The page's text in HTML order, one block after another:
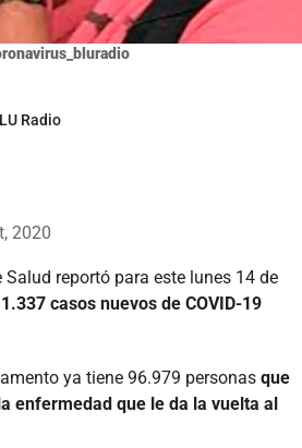
Radio
2020
reportó para este lunes 14 de
casos nuevos de COVID-19
ya tiene 96.979 personas que
enfermedad que le da la vuelta al